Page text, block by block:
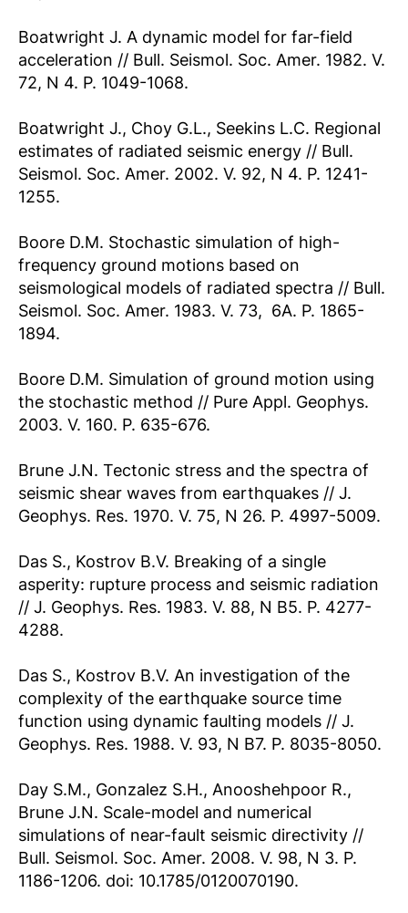
Boatwright J. A dynamic model for far-field
acceleration // Bull. Seismol. Soc. Amer. 1982. V.
72, N 4. P. 1049-1068.
Boatwright J., Choy G.L., Seekins L.C. Regional
estimates of radiated seismic energy // Bull.
Seismol. Soc. Amer. 2002. V. 92, N 4. P. 1241-
1255.
Boore D.M. Stochastic simulation of high-
frequency ground motions based on
seismological models of radiated spectra // Bull.
Seismol. Soc. Amer. 1983. V. 73,  6А. P. 1865-
1894.
Boore D.M. Simulation of ground motion using
the stochastic method // Pure Appl. Geophys.
2003. V. 160. P. 635-676.
Brune J.N. Tectonic stress and the spectra of
seismic shear waves from earthquakes // J.
Geophys. Res. 1970. V. 75, N 26. P. 4997-5009.
Das S., Kostrov B.V. Breaking of a single
asperity: rupture process and seismic radiation
// J. Geophys. Res. 1983. V. 88, N B5. P. 4277-
4288.
Das S., Kostrov B.V. An investigation of the
complexity of the earthquake source time
function using dynamic faulting models // J.
Geophys. Res. 1988. V. 93, N B7. P. 8035-8050.
Day S.M., Gonzalez S.H., Anooshehpoor R.,
Brune J.N. Scale-model and numerical
simulations of near-fault seismic directivity //
Bull. Seismol. Soc. Amer. 2008. V. 98, N 3. P.
1186-1206. doi: 10.1785/0120070190.